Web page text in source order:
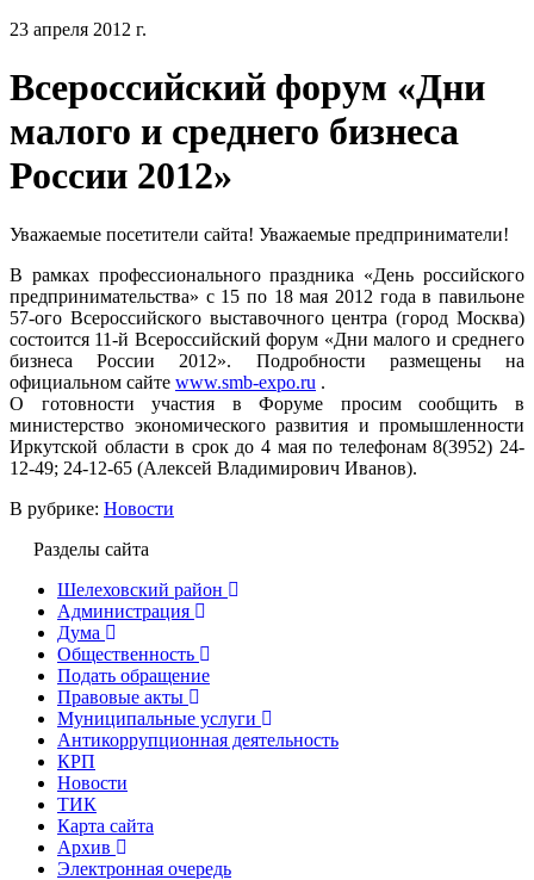
23 апреля 2012 г.
Всероссийский форум «Дни
малого и среднего бизнеса
России 2012»
Уважаемые посетители сайта! Уважаемые предприниматели!
В рамках профессионального праздника «День российского
предпринимательства» с 15 по 18 мая 2012 года в павильоне
57-ого Всероссийского выставочного центра (город Москва)
состоится 11-й Всероссийский форум «Дни малого и среднего
бизнеса России 2012». Подробности размещены на
официальном сайте www.smb-expo.ru .
О готовности участия в Форуме просим сообщить в
министерство экономического развития и промышленности
Иркутской области в срок до 4 мая по телефонам 8(3952) 24-
12-49; 24-12-65 (Алексей Владимирович Иванов).
В рубрике: Новости
Разделы сайта
Шелеховский район
Администрация
Дума
Общественность
Подать обращение
Правовые акты
Муниципальные услуги
Антикоррупционная деятельность
КРП
Новости
ТИК
Карта сайта
Архив
Электронная очередь